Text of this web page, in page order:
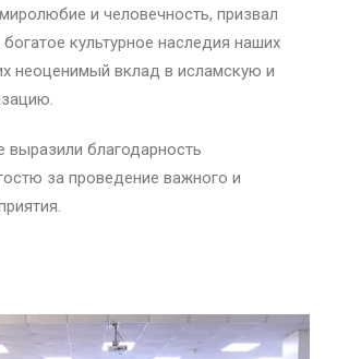
и человечность, призвал
богатое культурное наследия наших
неоценимый вклад в исламскую и
выразили благодарность
за проведение важного и